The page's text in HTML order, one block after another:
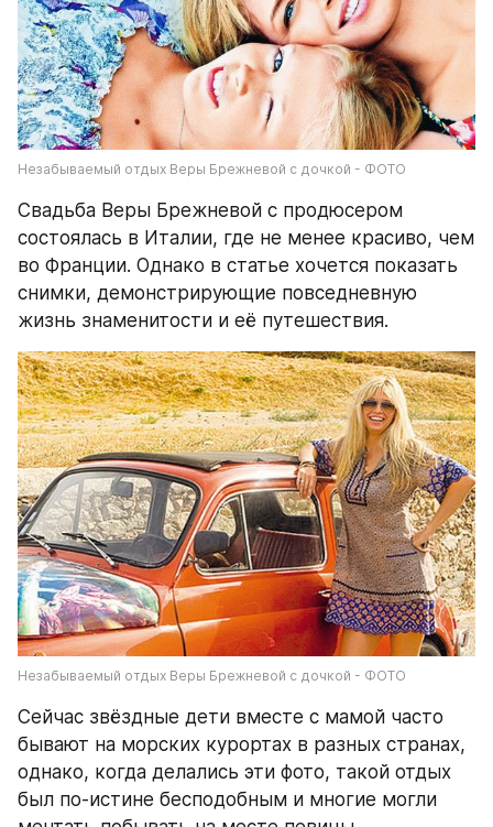
Незабываемый отдых Веры Брежневой с дочкой - ФОТО
Свадьба Веры Брежневой с продюсером
состоялась в Италии, где не менее красиво, чем
во Франции. Однако в статье хочется показать
снимки, демонстрирующие повседневную
жизнь знаменитости и её путешествия.
Незабываемый отдых Веры Брежневой с дочкой - ФОТО
Сейчас звёздные дети вместе с мамой часто
бывают на морских курортах в разных странах,
однако, когда делались эти фото, такой отдых
был по-истине бесподобным и многие могли